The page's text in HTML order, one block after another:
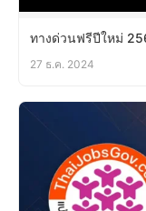
ทางด่วนฟรีปีใหม่
27 ธ.ค. 2024